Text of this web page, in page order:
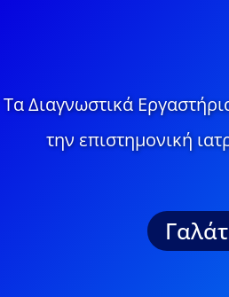
Τα Διαγνωστικά
την επιστημονική